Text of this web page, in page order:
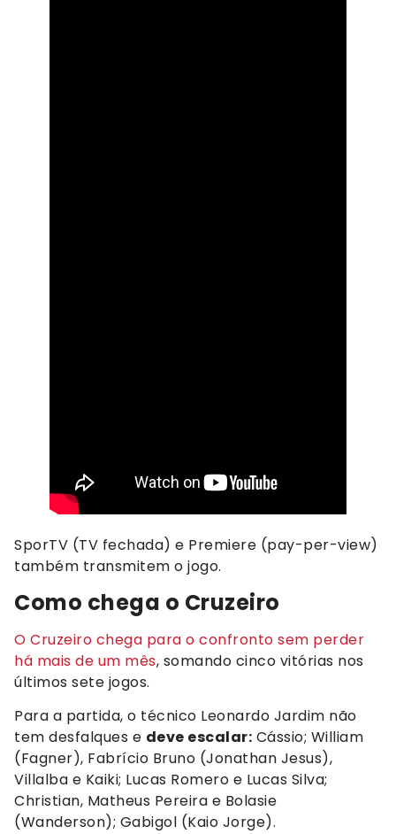
SporTV (TV fechada) e Premiere (pay-per-view)
também transmitem o jogo.
Como chega o Cruzeiro
O Cruzeiro chega para o confronto sem perder
há mais de um mês, somando cinco vitórias nos
últimos sete jogos.
Para a partida, o técnico Leonardo Jardim não
tem desfalques e deve escalar: Cássio; William
(Fagner), Fabrício Bruno (Jonathan Jesus),
Villalba e Kaiki; Lucas Romero e Lucas Silva;
Christian, Matheus Pereira e Bolasie
(Wanderson); Gabigol (Kaio Jorge).